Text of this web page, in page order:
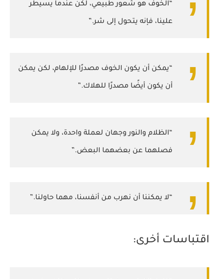
“الخوف هو شعور طبيعي، لكن عندما يسيطر
علينا، فإنه يتحول إلى شر.”
“يمكن أن يكون الخوف مصدرًا للإلهام، لكن يمكن
أن يكون أيضًا مصدرًا للهلاك.”
“الظلام والنور وجهان لعملة واحدة، ولا يمكن
فصلهما عن بعضهما البعض.”
“لا يمكننا أن نهرب من أنفسنا، مهما حاولنا.”
اقتباسات أخرى: